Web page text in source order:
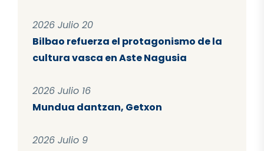
2026 Julio 20
Bilbao refuerza el protagonismo de la
cultura vasca en Aste Nagusia
2026 Julio 16
Mundua dantzan, Getxon
2026 Julio 9